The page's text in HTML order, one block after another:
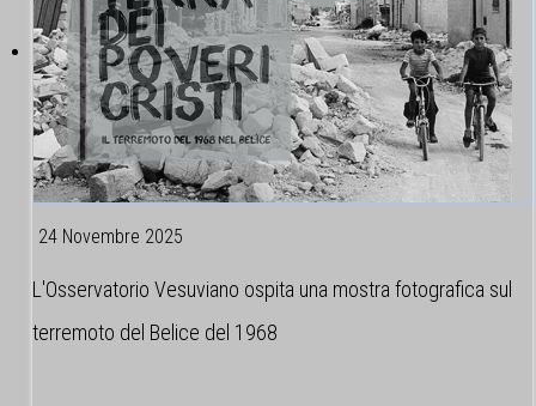
24 Novembre 2025
L'Osservatorio Vesuviano ospita una mostra fotografica sul
terremoto del Belice del 1968